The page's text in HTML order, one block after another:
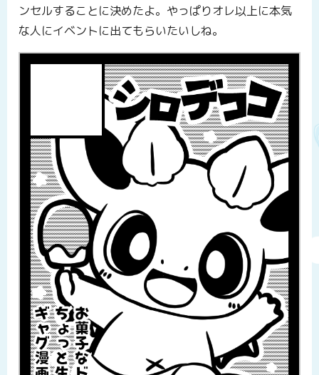
ンセルすることに決めたよ。やっぱりオレ以上に本気
な人にイベントに出てもらいたいしね。